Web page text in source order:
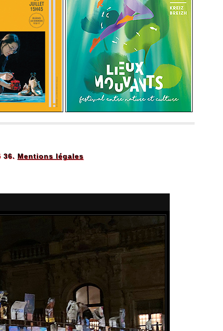
36. Mentions légales